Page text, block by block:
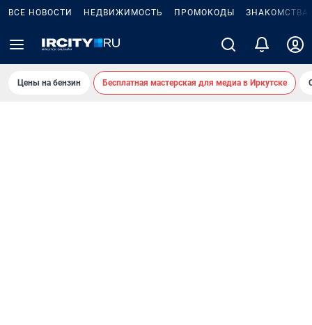
ВСЕ НОВОСТИ НЕДВИЖИМОСТЬ ПРОМОКОДЫ ЗНАКОМСТВА
Цены на бензин Бесплатная мастерская для медиа в Иркутске